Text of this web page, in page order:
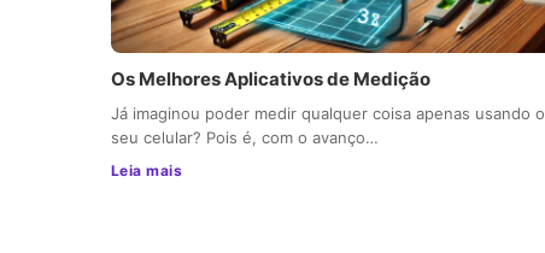
Os Melhores Aplicativos de Medição
Já imaginou poder medir qualquer coisa apenas usando o
seu celular? Pois é, com o avanço…
Leia mais